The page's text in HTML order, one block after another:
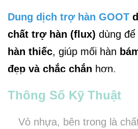
Dung dịch trợ hàn GOOT
chất trợ hàn (flux) dùng để
hàn thiếc, giúp mối hàn
đẹp và chắc chắn hơn.
Thông Số Kỹ Thuật
Vỏ nhựa, bên trong là